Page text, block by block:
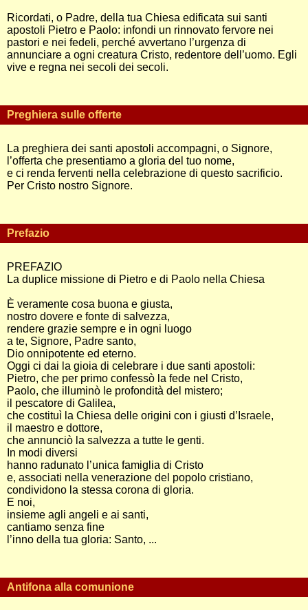
Ricordati, o Padre, della tua Chiesa edificata sui santi
apostoli Pietro e Paolo: infondi un rinnovato fervore nei
pastori e nei fedeli, perché avvertano l’urgenza di
annunciare a ogni creatura Cristo, redentore dell’uomo. Egli
vive e regna nei secoli dei secoli.
Preghiera sulle offerte
La preghiera dei santi apostoli accompagni, o Signore,
l’offerta che presentiamo a gloria del tuo nome,
e ci renda ferventi nella celebrazione di questo sacrificio.
Per Cristo nostro Signore.
Prefazio
PREFAZIO
La duplice missione di Pietro e di Paolo nella Chiesa
È veramente cosa buona e giusta,
nostro dovere e fonte di salvezza,
rendere grazie sempre e in ogni luogo
a te, Signore, Padre santo,
Dio onnipotente ed eterno.
Oggi ci dai la gioia di celebrare i due santi apostoli:
Pietro, che per primo confessò la fede nel Cristo,
Paolo, che illuminò le profondità del mistero;
il pescatore di Galilea,
che costituì la Chiesa delle origini con i giusti d’Israele,
il maestro e dottore,
che annunciò la salvezza a tutte le genti.
In modi diversi
hanno radunato l’unica famiglia di Cristo
e, associati nella venerazione del popolo cristiano,
condividono la stessa corona di gloria.
E noi,
insieme agli angeli e ai santi,
cantiamo senza fine
l’inno della tua gloria: Santo, ...
Antifona alla comunione